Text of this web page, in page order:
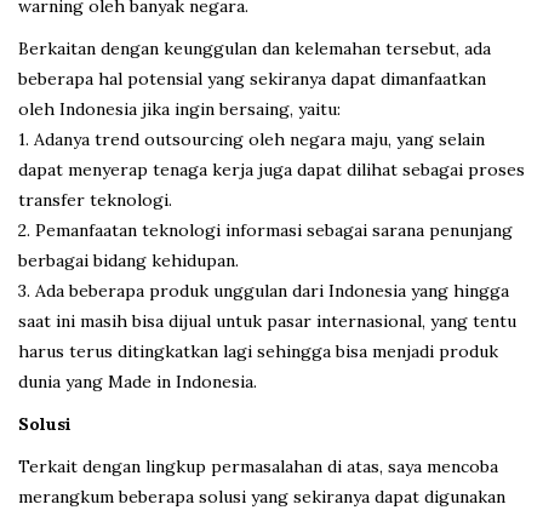
warning oleh banyak negara.
Berkaitan dengan keunggulan dan kelemahan tersebut, ada
beberapa hal potensial yang sekiranya dapat dimanfaatkan
oleh Indonesia jika ingin bersaing, yaitu:
1. Adanya trend outsourcing oleh negara maju, yang selain
dapat menyerap tenaga kerja juga dapat dilihat sebagai proses
transfer teknologi.
2. Pemanfaatan teknologi informasi sebagai sarana penunjang
berbagai bidang kehidupan.
3. Ada beberapa produk unggulan dari Indonesia yang hingga
saat ini masih bisa dijual untuk pasar internasional, yang tentu
harus terus ditingkatkan lagi sehingga bisa menjadi produk
dunia yang Made in Indonesia.
Solusi
Terkait dengan lingkup permasalahan di atas, saya mencoba
merangkum beberapa solusi yang sekiranya dapat digunakan